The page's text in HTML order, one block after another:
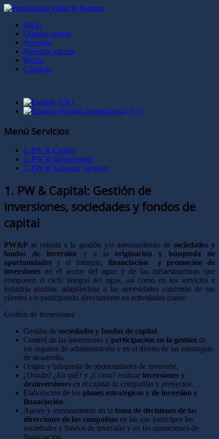
Inicio
Quiénes somos
Servicios
Nuestros valores
Socios
Contacto
Menú Servicios
1. PW & Capital
2. PW & Management
3. PW & Advisory Services
1. PW & Capital: Gestión de
inversiones, sociedades y fondos de
capital
PW&P se orienta a la gestión y/o asesoramiento de sociedades y
fondos de inversión y a la originación y búsqueda de
oportunidades y al fomento, financiación y promoción de
inversiones en el sector del agua y de las infraestructuras que
componen el ciclo integral del agua, así como en los servicios e
industria auxiliar, adaptándose a las necesidades concretas de sus
clientes y/o participando directamente en actividades como:
Gestión de Inversiones
Gestión de sociedades y fondos de capital.
Control de las inversiones y participación en la gestión de
los órganos de administración y en el diseño de las estrategias
de desarrollo.
Origen y búsqueda de oportunidades de inversión.
¿Dónde? ¿En qué? y ¿Cómo? realizar inversiones y
desinversiones en el capital de compañías y proyectos.
Elaboración de los planes estratégicos y de inversión y
financiación.
Apoyo y asesoramiento en la toma de decisiones de las
direcciones de las compañías en las que participen las
sociedades y fondos de inversión y en las operaciones de
financiación.